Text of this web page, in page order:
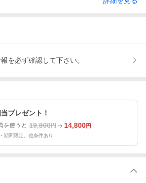
を必ず確認して下さい。
プレゼント！
を使うと 19,800円 14,800円
期間限定。他条件あり